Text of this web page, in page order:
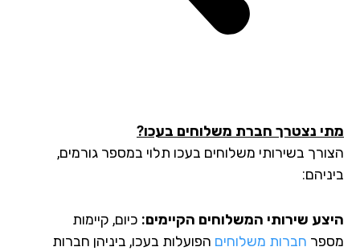
נצטרך חברת משלוחים בעכו?
בשירותי משלוחים בעכו תלוי במספר גורמים,
שירותי המשלוחים הקיימים:כיום, קיימות
חברות משלוחיםהפועלות בעכו, ביניהן חברות